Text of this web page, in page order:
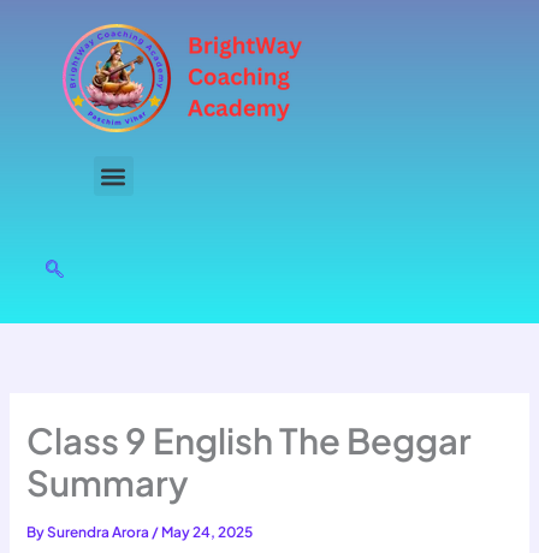
content
Class 9 English The Beggar
Summary
BySurendra Arora/ May 24, 2025